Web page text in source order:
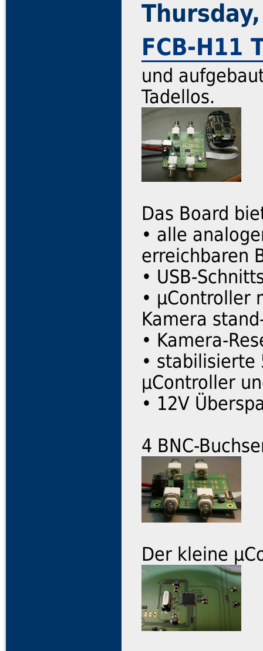
FCB-H11
und
Tadellos.
Das Board
• alle
erreichbaren
• USB-
• µController
Kamera
• Kamera-
• stabilisierte
µController
• 12V
4 BNC-
Der kleine